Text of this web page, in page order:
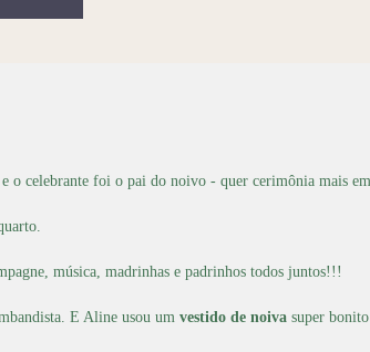
o celebrante foi o pai do noivo - quer cerimônia mais
música, madrinhas e padrinhos todos juntos!!!
E Aline usou um vestido de noiva super bonito